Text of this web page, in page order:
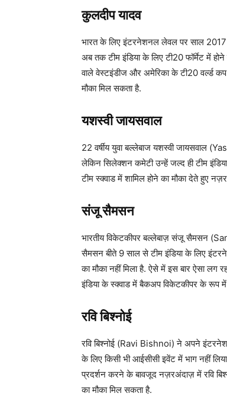
कुलदीप यादव
भारत के लिए इंटरनेशनल लेवल पर साल
अब तक टीम इंडिया के लिए टी20 फॉर्मेट में
वाले वेस्टइंडीज और अमेरिका के टी20 वर्ल्ड
मौका मिल सकता है.
यशस्वी जायसवाल
22 वर्षीय युवा बल्लेबाज यशस्वी जायसवाल
लेकिन सिलेक्शन कमेटी उन्हें जल्द ही टीम
टीम स्क्वाड में शामिल होने का मौका देते हुए
संजू सैमसन
भारतीय विकेटकीपर बल्लेबाज़ संजू सैमसन
सैमसन बीते 9 साल से टीम इंडिया के लिए
का मौका नहीं मिला है. ऐसे में इस बार ऐसा
इंडिया के स्क्वाड में बैकअप विकेटकीपर के रूप में
रवि बिश्नोई
रवि बिश्नोई (Ravi Bishnoi) ने अपने
के लिए किसी भी आईसीसी इवेंट में भाग नहीं
प्रदर्शन करने के बावजूद नज़रअंदाज़ में रवि
का मौका मिल सकता है.